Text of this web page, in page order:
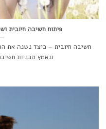
פיתוח חשיבה חיובית
חשיבה חיובית – כיצד נשנה את
ונאמץ תבניות